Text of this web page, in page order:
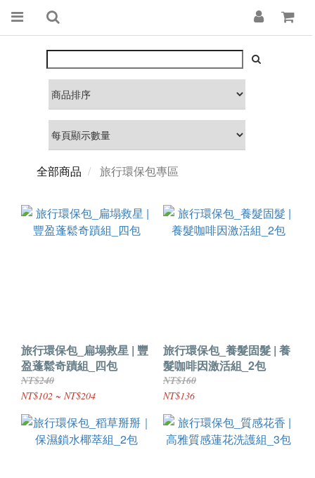
全部商品 旅行環保包專區
旅行環保包_扁塌救星 | 豐
盈蓬鬆奇蹟組_四包
NT$240
NT$102 ~ NT$204
旅行環保包_養髮固髮 | 養
髮咖啡因激活組_2包
NT$160
NT$136